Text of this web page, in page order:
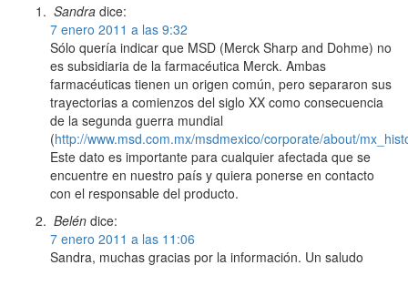
Sandra dice:
7 enero 2011 a las 9:32
Sólo quería indicar que MSD (Merck Sharp and Dohme) no
es subsidiaria de la farmacéutica Merck. Ambas
farmacéuticas tienen un origen común, pero separaron sus
trayectorias a comienzos del siglo XX como consecuencia
de la segunda guerra mundial
(http://www.msd.com.mx/msdmexico/corporate/about/
Este dato es importante para cualquier afectada que se
encuentre en nuestro país y quiera ponerse en contacto
con el responsable del producto.
Belén dice:
7 enero 2011 a las 11:06
Sandra, muchas gracias por la información. Un saludo